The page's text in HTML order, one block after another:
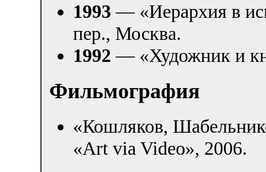
1993 — «Иерархия в
пер., Москва.
1992 — «Художник и
Фильмография
«Кошляков,
«Art via Video», 2006.